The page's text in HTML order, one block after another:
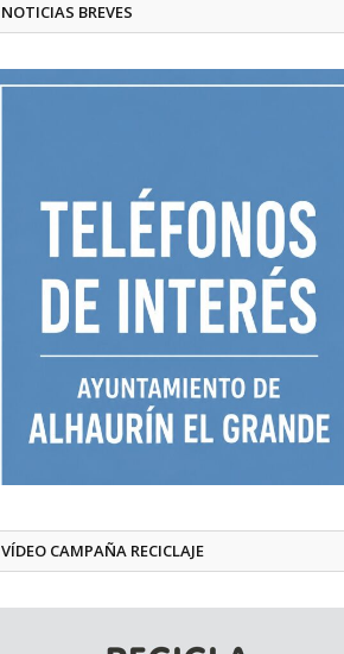
NOTICIAS BREVES
VÍDEO CAMPAÑA RECICLAJE